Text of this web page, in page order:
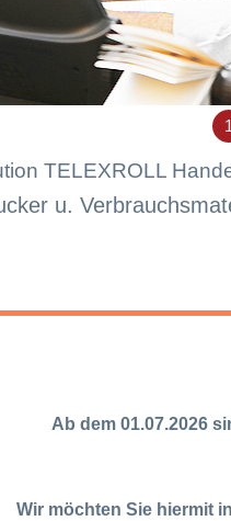
TELEXROLL
u.
Ab dem 01.07.2026
Wir möchten Sie hiermit